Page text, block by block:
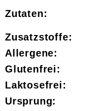
Zutaten:
Zusatzstoffe:
Allergene:
Glutenfrei:
Laktosefrei:
Ursprung: